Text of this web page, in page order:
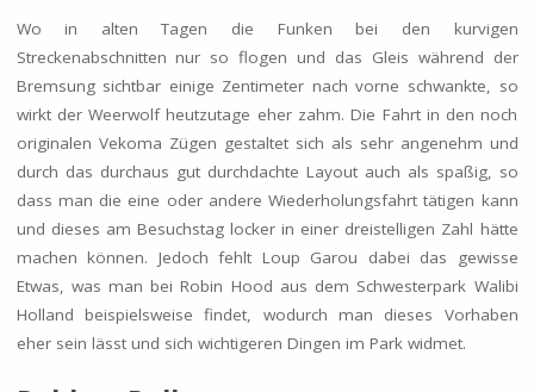
Wo in alten Tagen die Funken bei den kurvigen
Streckenabschnitten nur so flogen und das Gleis während der
Bremsung sichtbar einige Zentimeter nach vorne schwankte, so
wirkt der Weerwolf heutzutage eher zahm. Die Fahrt in den noch
originalen Vekoma Zügen gestaltet sich als sehr angenehm und
durch das durchaus gut durchdachte Layout auch als spaßig, so
dass man die eine oder andere Wiederholungsfahrt tätigen kann
und dieses am Besuchstag locker in einer dreistelligen Zahl hätte
machen können. Jedoch fehlt Loup Garou dabei das gewisse
Etwas, was man bei Robin Hood aus dem Schwesterpark Walibi
Holland beispielsweise findet, wodurch man dieses Vorhaben
eher sein lässt und sich wichtigeren Dingen im Park widmet.